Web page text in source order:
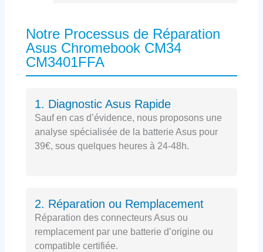
Notre Processus de Réparation
Asus Chromebook CM34
CM3401FFA
1. Diagnostic Asus Rapide
Sauf en cas d’évidence, nous proposons une
analyse spécialisée de la batterie Asus pour
39€, sous quelques heures à 24-48h.
2. Réparation ou Remplacement
Réparation des connecteurs Asus ou
remplacement par une batterie d’origine ou
compatible certifiée.